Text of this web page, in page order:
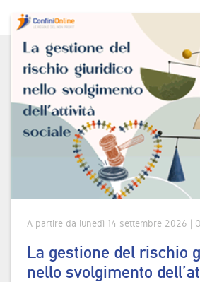
A partire da lunedì 14 settembre 2026 |
La gestione del rischio
nello svolgimento